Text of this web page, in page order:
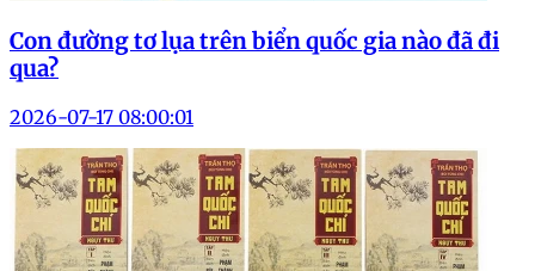
Con đường tơ lụa trên biển quốc gia nào đã đi
qua?
2026-07-17 08:00:01